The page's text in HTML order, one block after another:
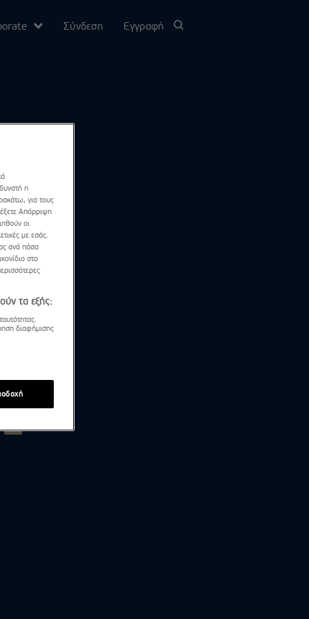
Σύνδεση Εγγραφή
η
για τους
Απόρριψη
οι
με εσάς.
ανά πάσα
στο
τα εξής:
διαφήμισης